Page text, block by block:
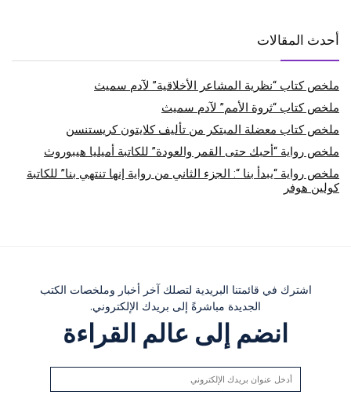
أحدث المقالات
ملخص كتاب “نظرية المشاعر الأخلاقية” لآدم سميث
ملخص كتاب “ثروة الأمم” لآدم سميث
ملخص كتاب معضلة المبتكر من تأليف كلايتون كريستنسن
ملخص رواية “أحبك حتى القمر والعودة” للكاتبة أميليا هيبوروث
ملخص رواية “يبدأ بنا “: الجزء الثاني من رواية إنها تنتهي بنا” للكاتبة
كولين هوفر
اشترك في قائمتنا البريدية لتصلك آخر أخبار وملخصات الكتب
الجديدة مباشرةً إلى بريدك الإلكتروني.
انضم إلى عالم القراءة